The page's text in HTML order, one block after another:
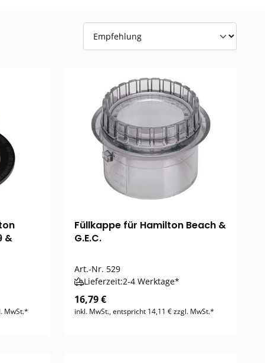
&
MwSt.*
Füllkappe für Hamilton Beach &
G.E.C.
Art.-Nr. 529
Lieferzeit:2-4 Werktage*
16,79 €
inkl. MwSt., entspricht 14,11 € zzgl. MwSt.*